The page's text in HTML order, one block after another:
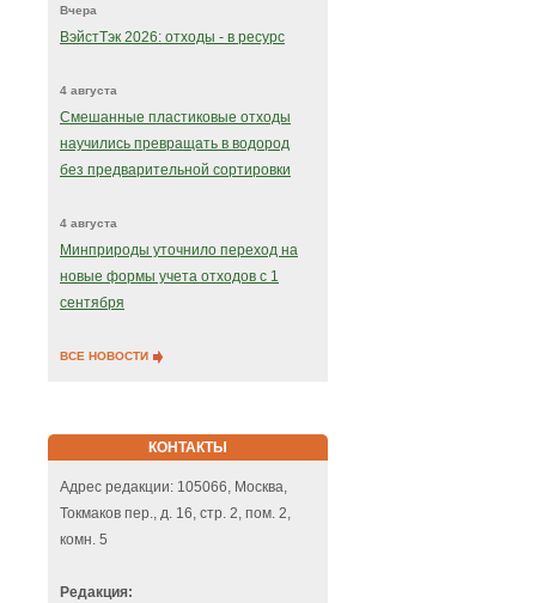
Вчера
ВэйстТэк 2026: отходы - в ресурс
4 августа
Смешанные пластиковые отходы
научились превращать в водород
без предварительной сортировки
4 августа
Минприроды уточнило переход на
новые формы учета отходов с 1
сентября
ВСЕ НОВОСТИ
КОНТАКТЫ
Адрес редакции: 105066, Москва,
Токмаков пер., д. 16, стр. 2, пом. 2,
комн. 5
Редакция: